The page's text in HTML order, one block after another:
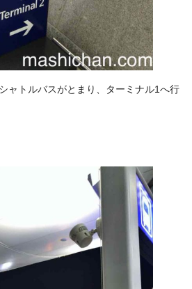
ャトルバスがとまり、ターミナル1へ行